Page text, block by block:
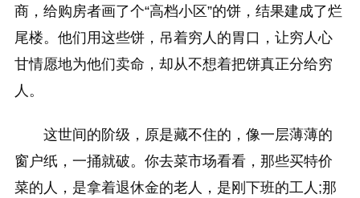
商，给购房者画了个“高档小区”的饼，结果建成了烂
尾楼。他们用这些饼，吊着穷人的胃口，让穷人心
甘情愿地为他们卖命，却从不想着把饼真正分给穷
人。
这世间的阶级，原是藏不住的，像一层薄薄的
窗户纸，一捅就破。你去菜市场看看，那些买特价
菜的人，是拿着退休金的老人，是刚下班的工人;那